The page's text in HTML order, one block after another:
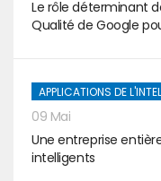
Le rôle déterminant
Qualité de Google
APPLICATIONS DE
09 Mai
Une entreprise
intelligents